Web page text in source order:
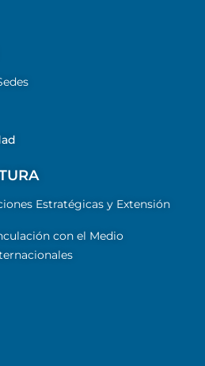
Estratégicas y Extensión
con el Medio